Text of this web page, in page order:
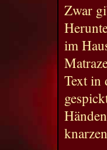
Zwar
im
Text in